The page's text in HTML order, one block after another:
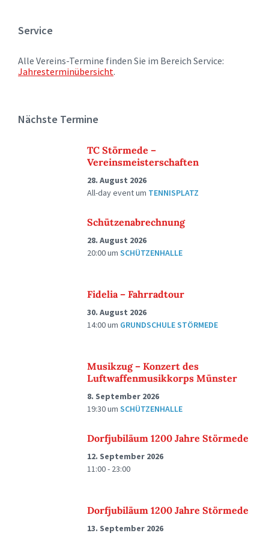
Service
Alle Vereins-Termine finden Sie im Bereich Service:
Jahresterminübersicht.
Nächste Termine
TC Störmede –
Vereinsmeisterschaften
28. August 2026
All-day eventum TENNISPLATZ
Schützenabrechnung
28. August 2026
20:00um SCHÜTZENHALLE
Fidelia – Fahrradtour
30. August 2026
14:00um GRUNDSCHULE STÖRMEDE
Musikzug – Konzert des
Luftwaffenmusikkorps Münster
8. September 2026
19:30um SCHÜTZENHALLE
Dorfjubiläum 1200 Jahre Störmede
12. September 2026
11:00 - 23:00
Dorfjubiläum 1200 Jahre Störmede
13. September 2026